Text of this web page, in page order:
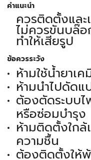
คำแนะนำ
ควรติดตั้งแล
ไม่ควรขันบล๊อ
ทำให้เสียรูป
ข้อควรระวัง
ห้ามใช้น้ำยาเ
ห้ามนำไปดัดแ
ต้องตัดระบบ
หรือซ่อมบำรุง
ห้ามติดตั้งใก
ความชื้น
ต้องติดตั้งให้